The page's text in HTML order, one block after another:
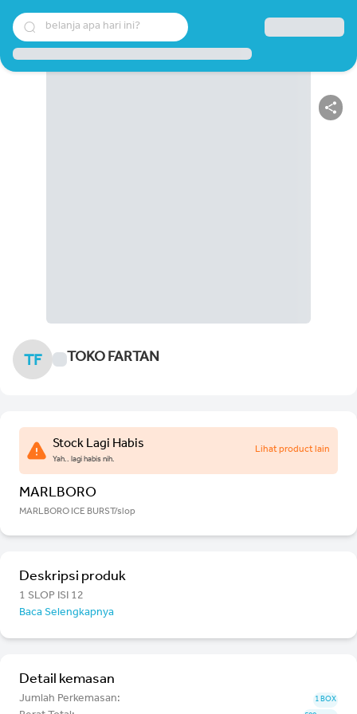
belanja apa hari ini?
TF TOKO FARTAN
Stock Lagi Habis
Yah.. lagi habis nih.
Lihat product lain
MARLBORO
MARLBORO ICE BURST/slop
Deskripsi produk
1 SLOP ISI 12
Baca Selengkapnya
Detail kemasan
Jumlah Perkemasan: 1 BOX